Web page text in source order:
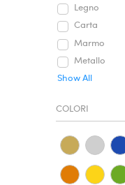
Legno
Carta
Marmo
Metallo
Show All
COLORI